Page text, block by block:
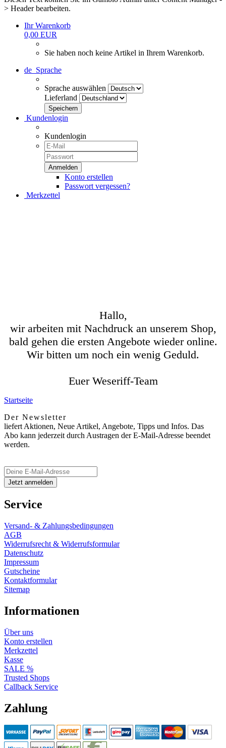
> Header bearbeiten.
Ihr Warenkorb
0,00 EUR
Sie haben noch keine Artikel in Ihrem Warenkorb.
de Sprache
Sprache auswählen
Lieferland
Kundenlogin
Kundenlogin
Konto erstellen
Passwort vergessen?
Merkzettel
Hallo,
wir arbeiten mit Nachdruck an unserem Shop,
bald gehen die ersten Angebote wieder online.
Wir bitten um noch ein wenig Geduld.
Euer Weseriff-Team
Startseite
Der Newsletter
liefert Aktionen, Neue Artikel, Angebote, Tipps und Infos. Das
Abo kann jederzeit durch Austragen der E-Mail-Adresse beendet
werden.
Service
Versand- & Zahlungsbedingungen
AGB
Widerrufsrecht & Widerrufsformular
Datenschutz
Impressum
Gutscheine
Kontaktformular
Sitemap
Informationen
Über uns
Konto erstellen
Merkzettel
Kasse
SALE %
Trusted Shops
Callback Service
Zahlung